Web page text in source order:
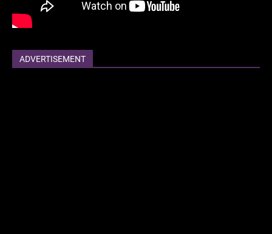
ADVERTISEMENT